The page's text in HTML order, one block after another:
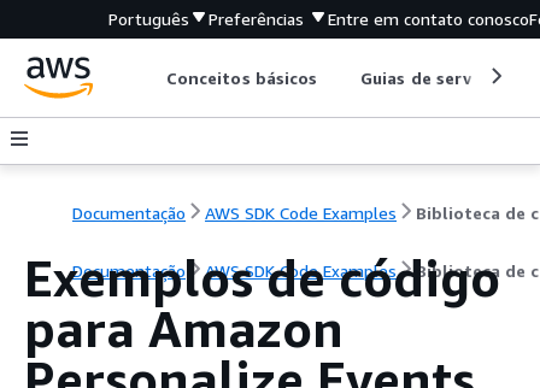
Português Preferências Entre em contato conosco
Conceitos básicos Guias de serviço
Documentação AWS SDK Code Examples
Documentação AWS SDK Code Examples Biblioteca de
Exemplos de código
para Amazon